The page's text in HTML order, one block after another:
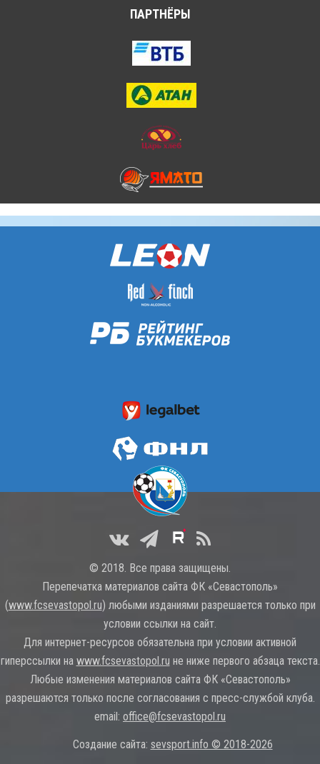
ПАРТНЁРЫ
© 2018. Все права защищены.
Перепечатка материалов сайта ФК «Севастополь»
(www.fcsevastopol.ru) любыми изданиями разрешается только при
условии ссылки на сайт.
Для интернет-ресурсов обязательна при условии активной
гиперссылки на www.fcsevastopol.ru не ниже первого абзаца текста.
Любые изменения материалов сайта ФК «Севастополь»
разрешаются только после согласования с пресс-службой клуба.
email: office@fcsevastopol.ru
Создание сайта: sevsport.info © 2018-2026